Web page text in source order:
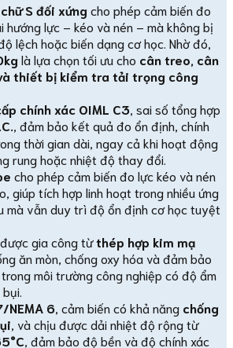
S đối xứngcho phép cảm biến đo
hướng lực – kéo và nén – mà không bị
lệch hoặc biến dạng cơ học. Nhờ đó,
là lựa chọn tối ưu cho cân treo, cân
thiết bị kiểm tra tải trọng công
chính xác OIML C3 , sai số tổng hợp
, đảm bảo kết quả đo ổn định, chính
thời gian dài, ngay cả khi hoạt động
rung hoặc nhiệt độ thay đổi.
cho phép cảm biến đo lực kéo và nén
giúp tích hợp linh hoạt trong nhiều ứng
mà vẫn duy trì độ ổn định cơ học tuyệt
gia công từthép hợp kim mạ
ăn mòn, chống oxy hóa và đảm bảo
môi trường công nghiệp có độ ẩm
NEMA 6 , cảm biến có khả năng chống
, và chịu được dải nhiệt độ rộng từ
, đảm bảo độ bền và độ chính xác